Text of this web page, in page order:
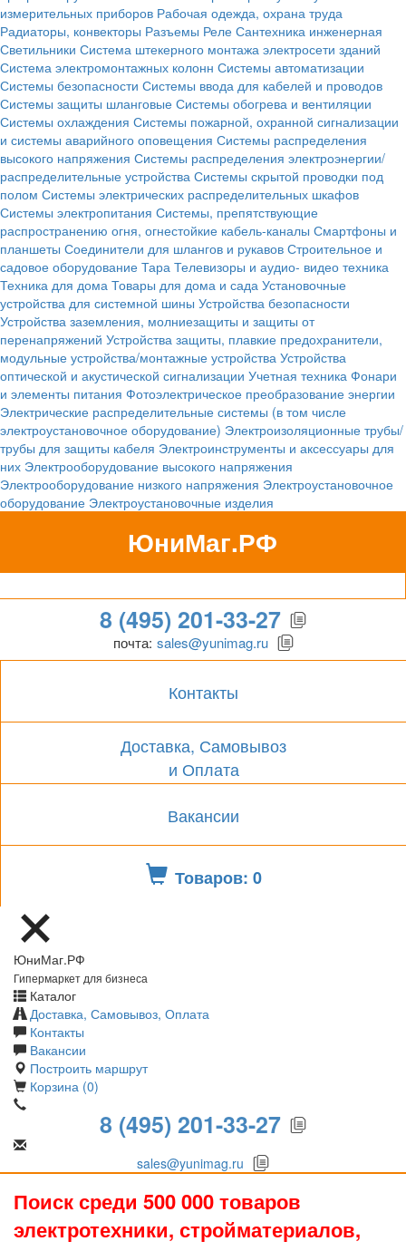
измерительных приборов Рабочая одежда, охрана труда
Радиаторы, конвекторы Разъемы Реле Сантехника инженерная
Светильники Система штекерного монтажа электросети зданий
Система электромонтажных колонн Системы автоматизации
Системы безопасности Системы ввода для кабелей и проводов
Системы защиты шланговые Системы обогрева и вентиляции
Системы охлаждения Системы пожарной, охранной сигнализации
и системы аварийного оповещения Системы распределения
высокого напряжения Системы распределения электроэнергии/
распределительные устройства Системы скрытой проводки под
полом Системы электрических распределительных шкафов
Системы электропитания Системы, препятствующие
распространению огня, огнестойкие кабель-каналы Смартфоны и
планшеты Соединители для шлангов и рукавов Строительное и
садовое оборудование Тара Телевизоры и аудио- видео техника
Техника для дома Товары для дома и сада Установочные
устройства для системной шины Устройства безопасности
Устройства заземления, молниезащиты и защиты от
перенапряжений Устройства защиты, плавкие предохранители,
модульные устройства/монтажные устройства Устройства
оптической и акустической сигнализации Учетная техника Фонари
и элементы питания Фотоэлектрическое преобразование энергии
Электрические распределительные системы (в том числе
электроустановочное оборудование) Электроизоляционные трубы/
трубы для защиты кабеля Электроинструменты и аксессуары для
них Электрооборудование высокого напряжения
Электрооборудование низкого напряжения Электроустановочное
оборудование Электроустановочные изделия
ЮниМаг.РФ
Гипермаркет для бизнеса
8 (495) 201-33-27
почта: sales@yunimag.ru
Контакты
Доставка, Самовывоз
и Оплата
Вакансии
Товаров: 0
ЮниМаг.РФ
Гипермаркет для бизнеса
Каталог
Доставка, Самовывоз, Оплата
Контакты
Вакансии
Построить маршрут
Корзина (0)
8 (495) 201-33-27
sales@yunimag.ru
Поиск среди 500 000 товаров
электротехники, стройматериалов,